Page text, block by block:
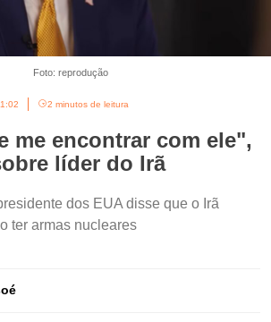
Foto: reprodução
2 minutos de leitura
me encontrar com ele",
líder do Irã
dos EUA disse que o Irã
ter armas nucleares